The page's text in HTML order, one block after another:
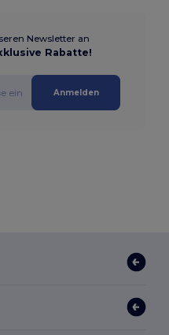
Newsletter an
Rabatte!
Anmelden